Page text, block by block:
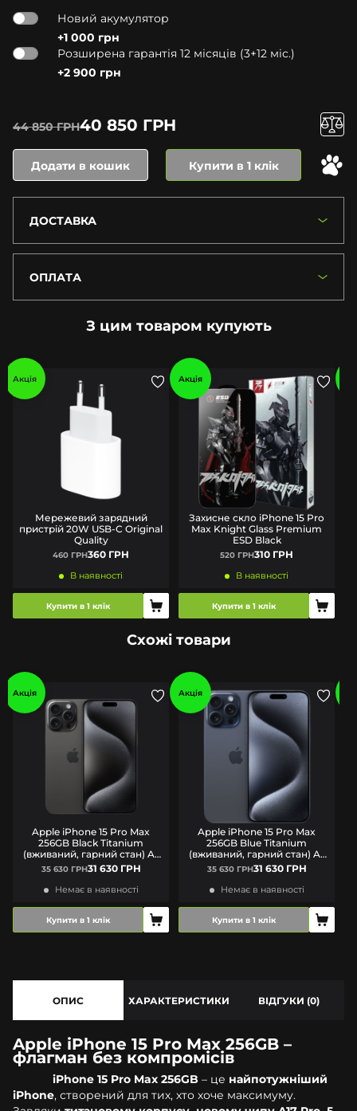
Новий акумулятор
+1 000 грн
Розширена гарантія 12 місяців (3+12 міс.)
+2 900 грн
44 850 ГРН40 850 ГРН
Додати в кошик Купити в 1 клік
ДОСТАВКА
ОПЛАТА
З цим товаром купують
Акція
Мережевий зарядний
пристрій 20W USB-C Original
Quality
460 ГРН360 ГРН
В наявності
Купити в 1 клік
Акція
Захисне скло iPhone 15 Pro
Max Knight Glass Premium
ESD Black
520 ГРН310 ГРН
В наявності
Купити в 1 клік
Схожі товари
Акція
Apple iPhone 15 Pro Max
256GB Black Titanium
(вживаний, гарний стан) A-
E-Sim
35 630 ГРН31 630 ГРН
Немає в наявності
Купити в 1 клік
Акція
Apple iPhone 15 Pro Max
256GB Blue Titanium
(вживаний, гарний стан) A-
E-Sim
35 630 ГРН31 630 ГРН
Немає в наявності
Купити в 1 клік
ОПИС ХАРАКТЕРИСТИКИ ВІДГУКИ (0)
Apple iPhone 15 Pro Max 256GB –
флагман без компромісів
iPhone 15 Pro Max 256GB – це найпотужніший
iPhone, створений для тих, хто хоче максимуму.